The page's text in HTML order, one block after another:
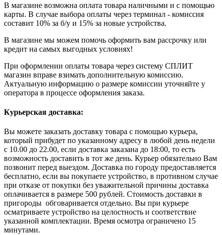
В магазине возможна оплата товара наличными и с помощью
карты. В случае выбора оплаты через терминал - комиссия
составит 10% за б/у и 15% за новые устройства.
В магазине мы можем помочь оформить вам рассрочку или
кредит на самых выгодных условиях!
При оформлении оплаты товара через систему СПЛИТ
магазин вправе взимать дополнительную комиссию.
Актуальную информацию о размере комиссии уточняйте у
оператора в процессе оформления заказа.
Курьерская доставка:
Вы можете заказать доставку товара с помощью курьера,
который прибудет по указанному адресу в любой день недели
с 10.00 до 22.00, если доставка заказана до 18:00, то есть
возможность доставить в тот же день. Курьер обязательно Вам
позвонит перед выездом. Доставка по городу предоставляется
бесплатно, если вы покупаете устройство, в противном случае
при отказе от покупки без уважительной причины доставка
оплачивается в размере 500 рублей. Стоимость доставки в
пригороды обговаривается отдельно. Вы при курьере
осматриваете устройство на целостность и соответствие
указанной комплектации. Время осмотра ограничено 15
минутами.